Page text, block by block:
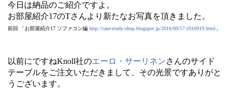
今日は納品のご紹介ですよ。
お部屋紹介17のTさんより新たなお写真を頂きました。
前回 「お部屋紹介17 ソファコン編 http://case-study-shop.blogspot.jp/2016/09/17-2016919.html 」
以前にですねKnoll社のエーロ・サーリネンさんのサイド
テーブルをご注文いただきまして、その光景ですありがと
うございます。